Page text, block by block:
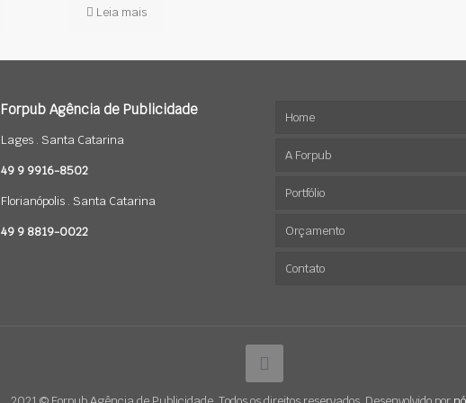
Leia mais
Forpub Agência de Publicidade
Lages . Santa Catarina
49 9 9916-8502
Florianópolis . Santa Catarina
49 9 8819-0022
Home
A Forpub
Portfólio
Marcas
Sites
Orçamento
Contato